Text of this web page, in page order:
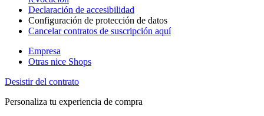
Declaración de accesibilidad
Configuración de protección de datos
Cancelar contratos de suscripción aquí
Empresa
Otras nice Shops
Desistir del contrato
Personaliza tu experiencia de compra